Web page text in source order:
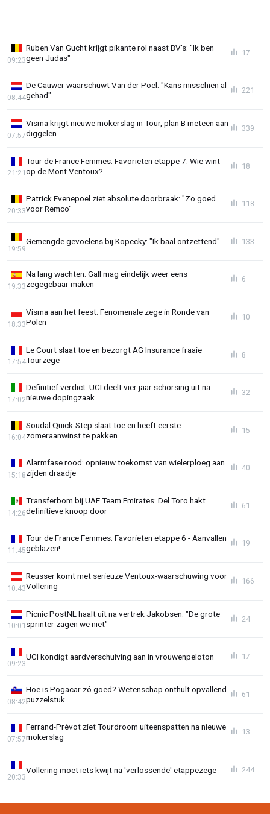
Ruben Van Gucht krijgt pikante rol naast BV's: "Ik ben
geen Judas"
09:23
17
De Cauwer waarschuwt Van der Poel: "Kans misschien al
gehad"
08:44
221
Visma krijgt nieuwe mokerslag in Tour, plan B meteen aan
diggelen
07:57
339
Tour de France Femmes: Favorieten etappe 7: Wie wint
op de Mont Ventoux?
21:21
18
Patrick Evenepoel ziet absolute doorbraak: "Zo goed
voor Remco"
20:33
118
Gemengde gevoelens bij Kopecky: "Ik baal ontzettend"
19:59
133
Na lang wachten: Gall mag eindelijk weer eens
zegegebaar maken
19:33
6
Visma aan het feest: Fenomenale zege in Ronde van
Polen
18:33
10
Le Court slaat toe en bezorgt AG Insurance fraaie
Tourzege
17:54
8
Definitief verdict: UCI deelt vier jaar schorsing uit na
nieuwe dopingzaak
17:02
32
Soudal Quick-Step slaat toe en heeft eerste
zomeraanwinst te pakken
16:04
15
Alarmfase rood: opnieuw toekomst van wielerploeg aan
zijden draadje
15:18
40
Transferbom bij UAE Team Emirates: Del Toro hakt
definitieve knoop door
14:26
61
Tour de France Femmes: Favorieten etappe 6 - Aanvallen
geblazen!
11:45
19
Reusser komt met serieuze Ventoux-waarschuwing voor
Vollering
10:43
166
Picnic PostNL haalt uit na vertrek Jakobsen: "De grote
sprinter zagen we niet"
10:01
24
UCI kondigt aardverschuiving aan in vrouwenpeloton
09:23
17
Hoe is Pogacar zó goed? Wetenschap onthult opvallend
puzzelstuk
08:42
61
Ferrand-Prévot ziet Tourdroom uiteenspatten na nieuwe
mokerslag
07:57
13
Vollering moet iets kwijt na 'verlossende' etappezege
20:33
244